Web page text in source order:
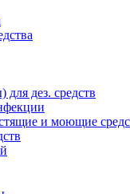
дез. средств
и моющие